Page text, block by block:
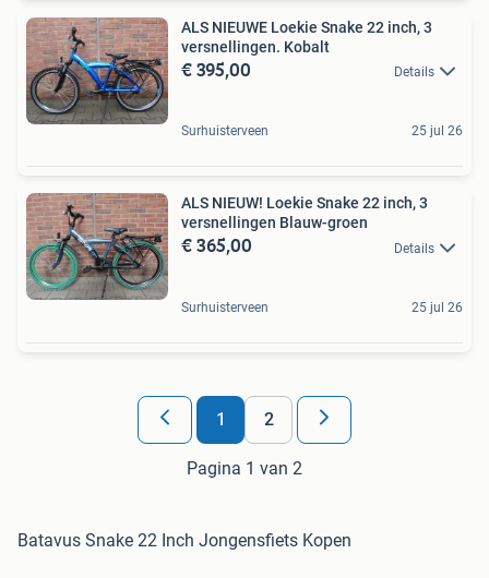
ALS NIEUWE Loekie Snake 22 inch, 3
versnellingen. Kobalt
€ 395,00 Details
Surhuisterveen 25 jul 26
ALS NIEUW! Loekie Snake 22 inch, 3
versnellingen Blauw-groen
€ 365,00 Details
Surhuisterveen 25 jul 26
1 2
Pagina 1 van 2
Batavus Snake 22 Inch Jongensfiets Kopen